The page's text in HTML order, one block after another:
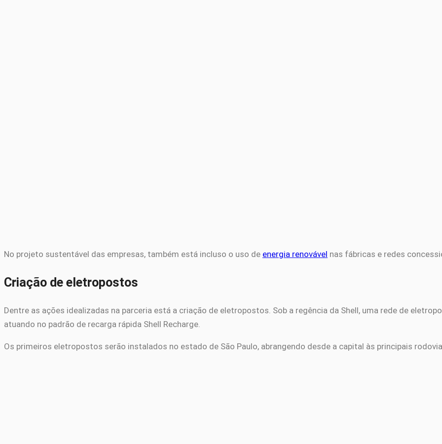
No projeto sustentável das empresas, também está incluso o uso de energia renovável nas fábricas e redes
Criação de eletropostos
Dentre as ações idealizadas na parceria está a criação de eletropostos. Sob a regência da Shell, uma rede de
atuando no padrão de recarga rápida Shell Recharge.
Os primeiros eletropostos serão instalados no estado de São Paulo, abrangendo desde a capital às principais